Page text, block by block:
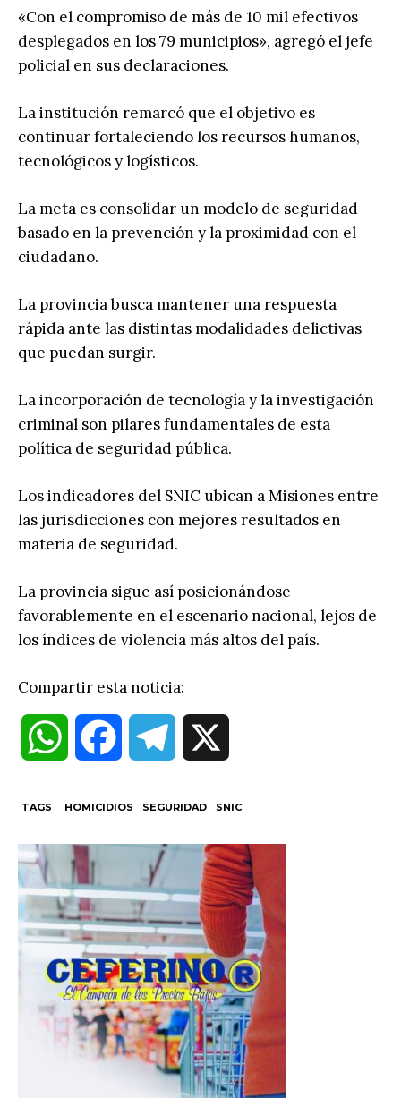
«Con el compromiso de más de 10 mil efectivos
desplegados en los 79 municipios», agregó el jefe
policial en sus declaraciones.
La institución remarcó que el objetivo es
continuar fortaleciendo los recursos humanos,
tecnológicos y logísticos.
La meta es consolidar un modelo de seguridad
basado en la prevención y la proximidad con el
ciudadano.
La provincia busca mantener una respuesta
rápida ante las distintas modalidades delictivas
que puedan surgir.
La incorporación de tecnología y la investigación
criminal son pilares fundamentales de esta
política de seguridad pública.
Los indicadores del SNIC ubican a Misiones entre
las jurisdicciones con mejores resultados en
materia de seguridad.
La provincia sigue así posicionándose
favorablemente en el escenario nacional, lejos de
los índices de violencia más altos del país.
Compartir esta noticia:
W
t
s
A
p
b
o
o
k
g
r
a
m
TAGS HOMICIDIOS SEGURIDAD SNIC